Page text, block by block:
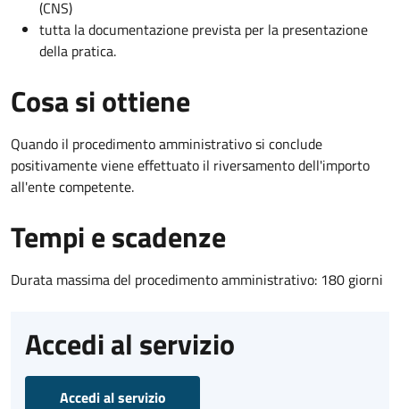
(CNS)
tutta la documentazione prevista per la presentazione
della pratica.
Cosa si ottiene
Quando il procedimento amministrativo si conclude
positivamente viene effettuato il riversamento dell'importo
all'ente competente.
Tempi e scadenze
Durata massima del procedimento amministrativo: 180 giorni
Accedi al servizio
Accedi al servizio